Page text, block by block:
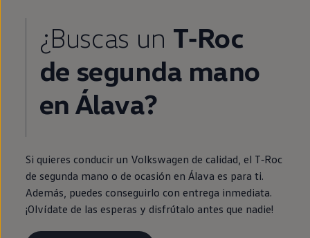
¿Buscas un T‑Roc
de segunda mano
en Álava?
Si quieres conducir un Volkswagen de calidad, el T‑Roc
de segunda mano o de ocasión en Álava es para ti.
Además, puedes conseguirlo con entrega inmediata.
¡Olvídate de las esperas y disfrútalo antes que nadie!